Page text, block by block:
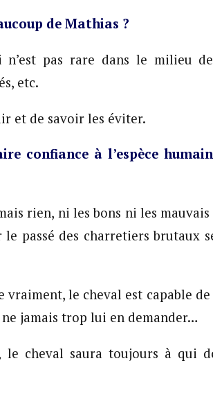
de Mathias ?
n’est pas rare dans le milieu
etc.
et de savoir les éviter.
confiance à l’espèce
rien, ni les bons ni les
le passé des charretiers brutaux
vraiment, le cheval est capable
jamais trop lui en demander…
cheval saura toujours à qui